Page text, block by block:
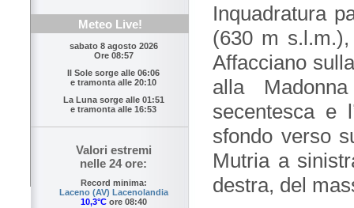
Meteo Live!
sabato 8 agosto 2026
Ore 08:57
Il Sole sorge alle 06:06
e tramonta alle 20:10
La Luna sorge alle 01:51
e tramonta alle 16:53
Valori estremi
nelle 24 ore:
Record minima:
Laceno (AV) Lacenolandia
10,3°Core 08:40
Inquadratura
(630 m
Affacciano
alla
secentesca e
sfondo verso
Mutria a
destra, del